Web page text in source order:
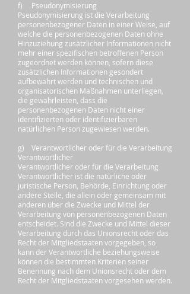
f) Pseudonymisierung
Pseudonymisierung ist die Verarbeitung
personenbezogener Daten in einer Weise, auf
welche die personenbezogenen Daten ohne
Hinzuziehung zusätzlicher Informationen nicht
mehr einer spezifischen betroffenen Person
zugeordnet werden können, sofern diese
zusätzlichen Informationen gesondert
aufbewahrt werden und technischen und
organisatorischen Maßnahmen unterliegen,
die gewährleisten, dass die
personenbezogenen Daten nicht einer
identifizierten oder identifizierbaren
natürlichen Person zugewiesen werden.
g) Verantwortlicher oder für die Verarbeitung
Verantwortlicher
Verantwortlicher oder für die Verarbeitung
Verantwortlicher ist die natürliche oder
juristische Person, Behörde, Einrichtung oder
andere Stelle, die allein oder gemeinsam mit
anderen über die Zwecke und Mittel der
Verarbeitung von personenbezogenen Daten
entscheidet. Sind die Zwecke und Mittel dieser
Verarbeitung durch das Unionsrecht oder das
Recht der Mitgliedstaaten vorgegeben, so
kann der Verantwortliche beziehungsweise
können die bestimmten Kriterien seiner
Benennung nach dem Unionsrecht oder dem
Recht der Mitgliedstaaten vorgesehen werden.